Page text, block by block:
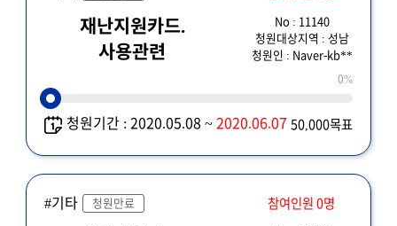
재난지원카드.
사용관련
No : 11140
청원대상지역 : 성남
청원인 : Naver-kb**
0%
청원기간 : 2020.05.08 ~2020.06.07 50,000목표
#기타 청원만료 참여인원 0명